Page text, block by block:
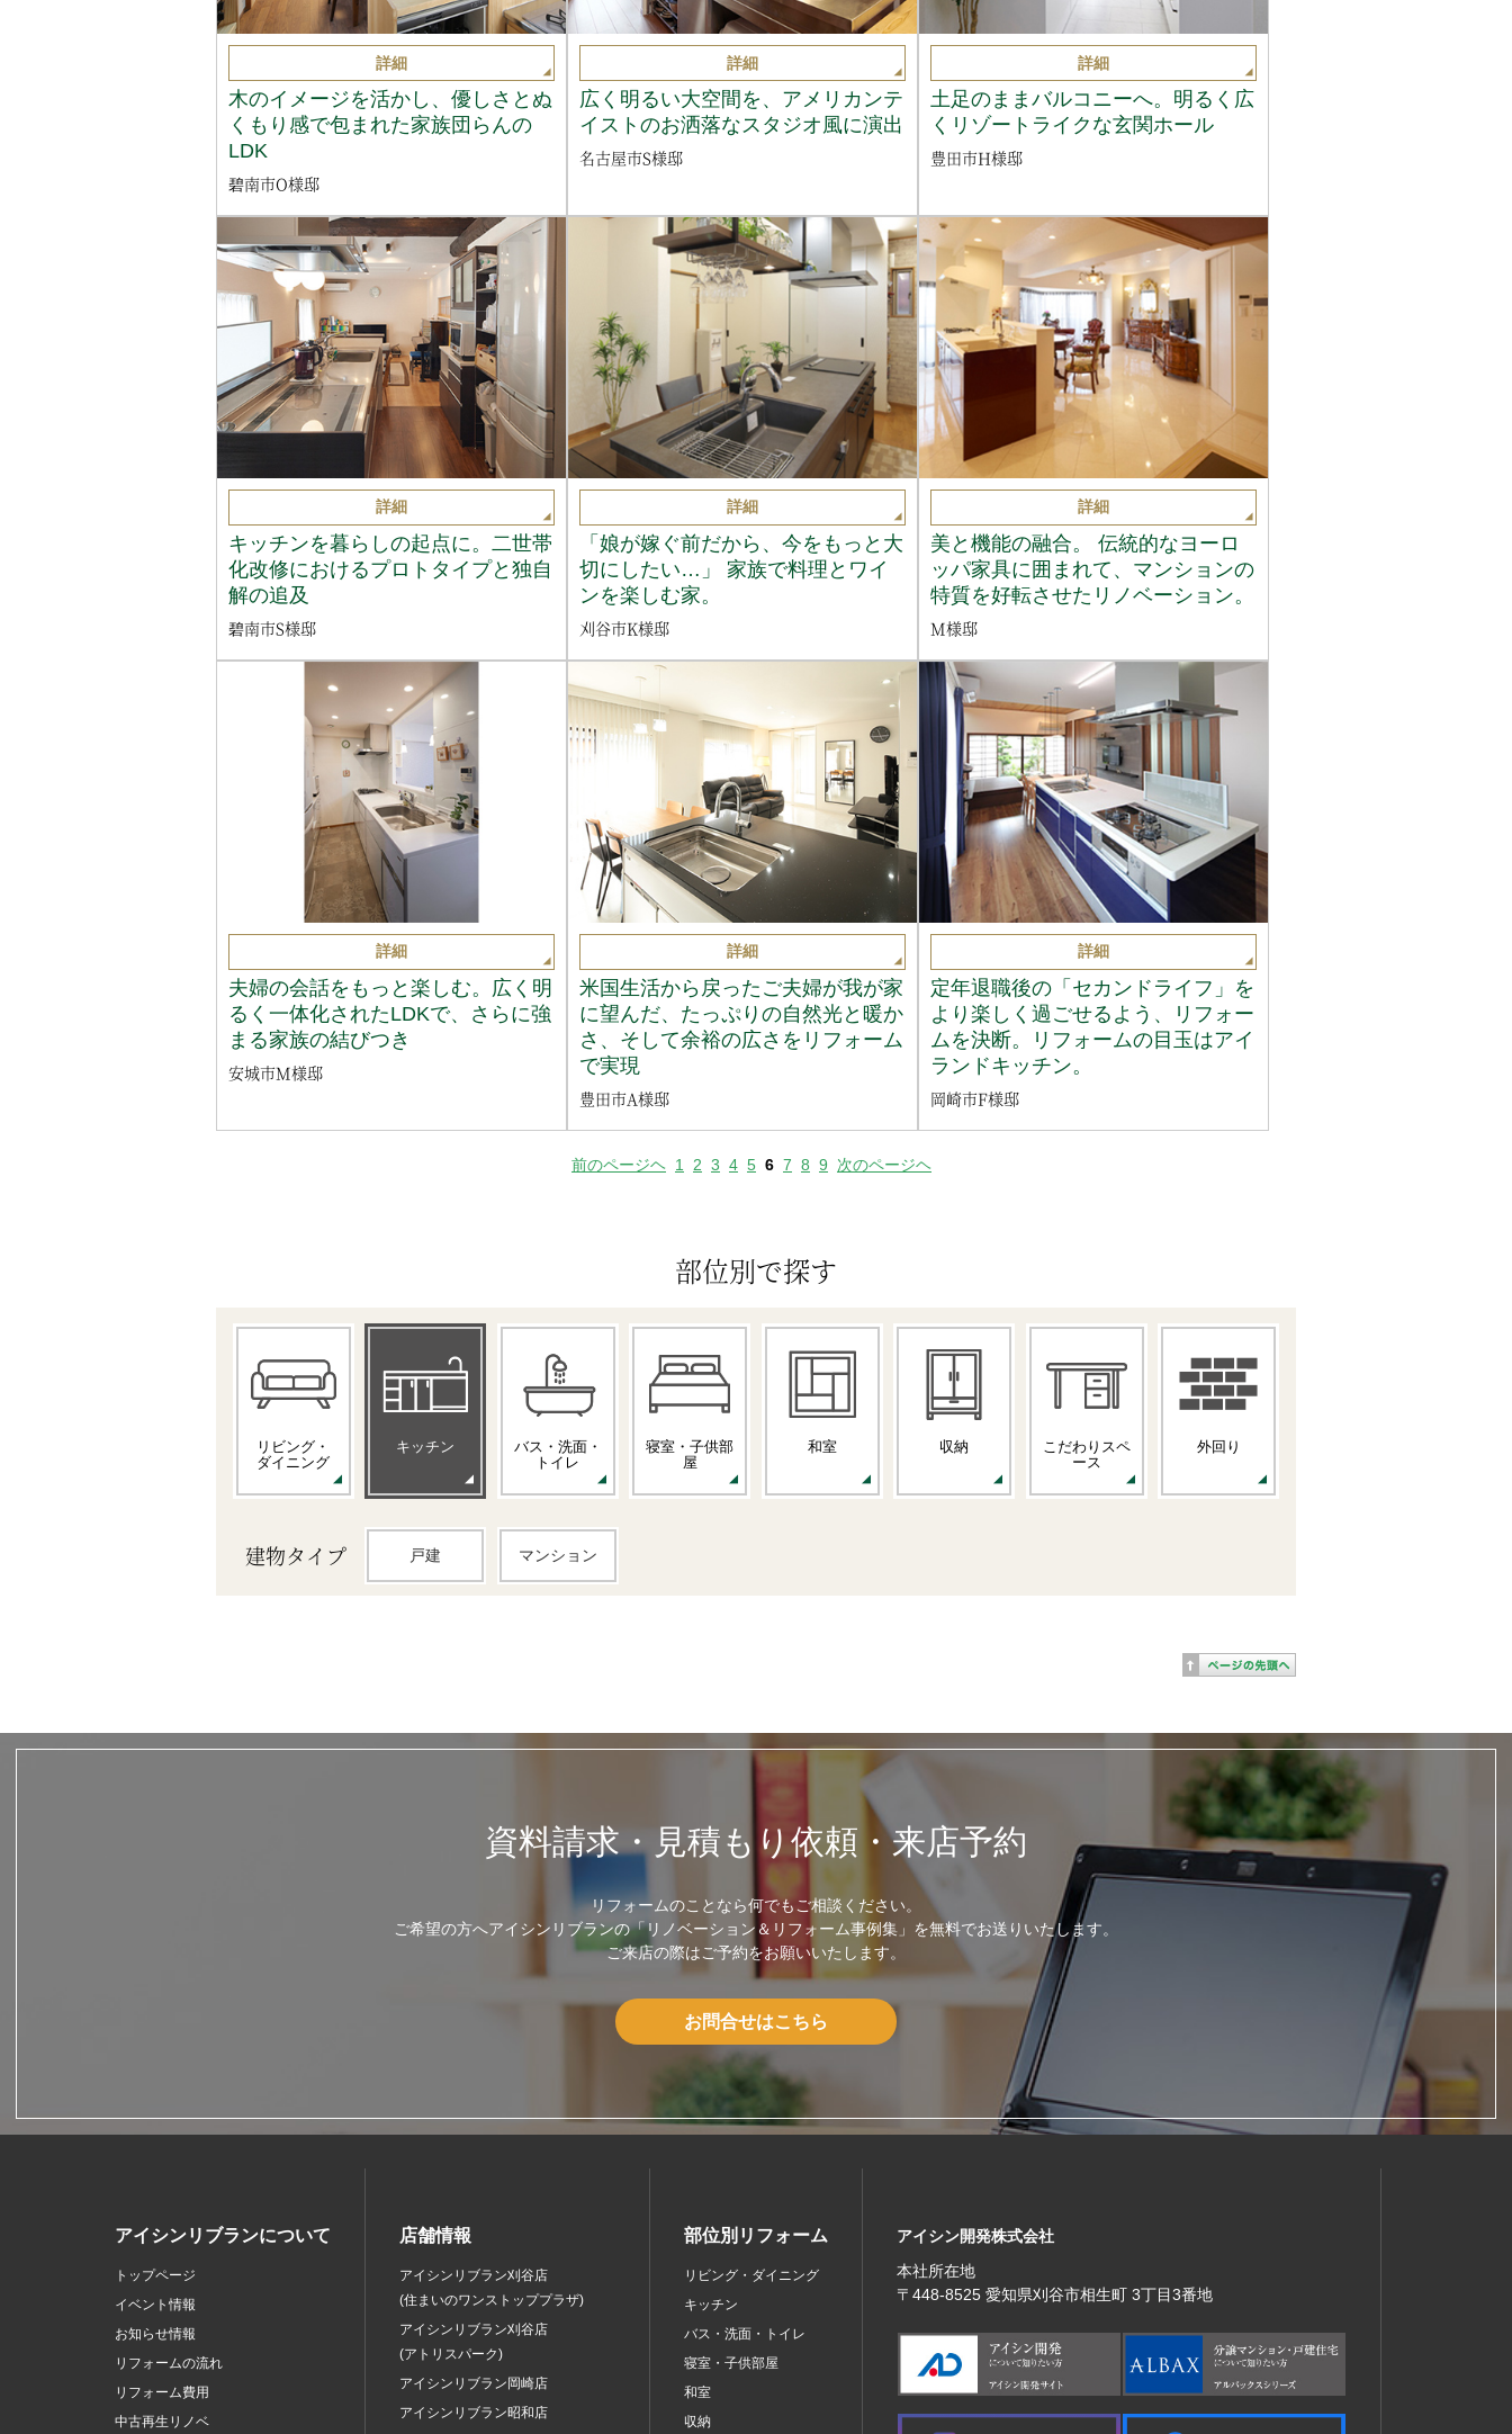
部位別で探す
リビング・
ダイニング
キッチン
バス・洗面・
トイレ
寝室・子供部
屋
和室 収納
こだわりスペ
ース
外回り
建物タイプ 戸建 マンション
詳細
木のイメージを活かし、優しさとぬ
くもり感で包まれた家族団らんの
LDK
碧南市O様邸
詳細
広く明るい大空間を、アメリカンテ
イストのお洒落なスタジオ風に演出
名古屋市S様邸
詳細
土足のままバルコニーへ。明るく広
くリゾートライクな玄関ホール
豊田市H様邸
詳細
キッチンを暮らしの起点に。二世帯
化改修におけるプロトタイプと独自
解の追及
碧南市S様邸
詳細
「娘が嫁ぐ前だから、今をもっと大
切にしたい…」 家族で料理とワイ
ンを楽しむ家。
刈谷市K様邸
詳細
美と機能の融合。 伝統的なヨーロ
ッパ家具に囲まれて、マンションの
特質を好転させたリノベーション。
M様邸
詳細
夫婦の会話をもっと楽しむ。広く明
るく一体化されたLDKで、さらに強
まる家族の結びつき
安城市M様邸
詳細
米国生活から戻ったご夫婦が我が家
に望んだ、たっぷりの自然光と暖か
さ、そして余裕の広さをリフォーム
で実現
豊田市A様邸
詳細
定年退職後の「セカンドライフ」を
より楽しく過ごせるよう、リフォー
ムを決断。リフォームの目玉はアイ
ランドキッチン。
岡崎市F様邸
前のページヘ 1 2 3 4 5 6 7 8 9 次のページヘ
資料請求・見積もり依頼・来店予約
リフォームのことなら何でもご相談ください。
ご希望の方へアイシンリブランの「リノベーション＆リフォーム事例集」を無料でお送りいたします。
ご来店の際はご予約をお願いいたします。
お問合せはこちら
アイシンリブランについて
トップページ
イベント情報
お知らせ情報
リフォームの流れ
リフォーム費用
中古再生リノベ
店舗情報
アイシンリブラン刈谷店
(住まいのワンストッププラザ)
アイシンリブラン刈谷店
(アトリスパーク)
アイシンリブラン岡崎店
アイシンリブラン昭和店
部位別リフォーム
リビング・ダイニング
キッチン
バス・洗面・トイレ
寝室・子供部屋
和室
収納
アイシン開発株式会社
本社所在地
〒448‐8525 愛知県刈谷市相生町 3丁目3番地